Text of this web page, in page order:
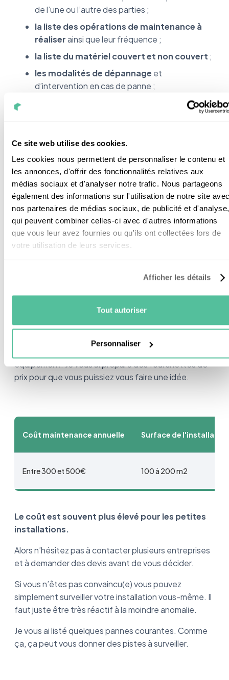
Ce site web utilise des cookies.
Les cookies nous permettent de personnaliser le contenu et
les annonces, d'offrir des fonctionnalités relatives aux
médias sociaux et d'analyser notre trafic. Nous partageons
également des informations sur l'utilisation de notre site
nos partenaires de médias sociaux, de publicité et d'analyse,
qui peuvent combiner celles-ci avec d'autres informations
que vous leur avez fournies ou qu'ils ont collectées lors de
votre utilisation de leurs services.
Afficher les détails
Tout autoriser
Personnaliser
de l’une ou l’autre des parties ;
la liste des opérations de maintenance à
réaliserainsi que leur fréquence ;
la liste du matériel couvert et non couvert ;
les modalités de dépannage et
d’intervention en cas de panne ;
: elles indiquent la
Je vous conseille également dedemander un
compte rendu détaillé des interventionsà
chaque épisode de maintenance.
Avec ce type de contrat vous pouvez produire de
l’eau chaude sanitaire sereinement. Votre installation
ne va pas fatiguer de sitôt.
Quel est le coût d’un contrat de
maintenance
Le coût peut être variable en fonction de votre
équipement. Je vous ai préparé des fourchettes de
prix pour que vous puissiez vous faire une idée.
Coût maintenance annuelle Surface de l'installation
Entre 300 et 500€ 100 à 200 m2
Le coût est souvent plus élevé pour les petites
installations.
Alors n’hésitez pas à contacter plusieurs entreprises
et à demander des devis avant de vous décider.
Si vous n’êtes pas convaincu(e) vous pouvez
simplement surveiller votre installation vous-même. Il
faut juste être très réactif à la moindre anomalie.
Je vous ai listé quelques pannes courantes. Comme
ça, ça peut vous donner des pistes à surveiller.